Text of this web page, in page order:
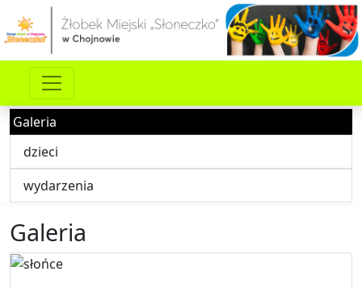
Galeria
dzieci
wydarzenia
Galeria